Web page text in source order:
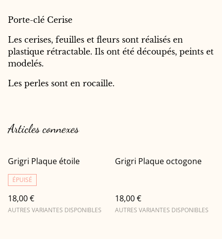
Porte-clé Cerise
Les cerises, feuilles et fleurs sont réalisés en
plastique rétractable. Ils ont été découpés, peints et
modelés.
Les perles sont en rocaille.
Articles connexes
Grigri Plaque étoile
ÉPUISÉ
18,00 €
AUTRES VARIANTES DISPONIBLES
Grigri Plaque octogone
18,00 €
AUTRES VARIANTES DISPONIBLES